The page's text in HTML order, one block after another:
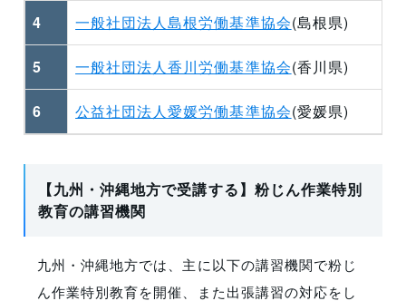
4 一般社団法人島根労働基準協会(島根県)
5 一般社団法人香川労働基準協会(香川県)
6 公益社団法人愛媛労働基準協会(愛媛県)
【九州・沖縄地方で受講する】粉じん作業特別
教育の講習機関
九州・沖縄地方では、主に以下の講習機関で粉じ
ん作業特別教育を開催、また出張講習の対応をし